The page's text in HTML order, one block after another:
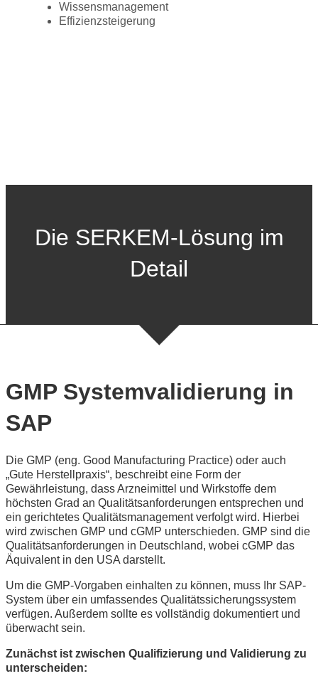
Wissensmanagement
Effizienzsteigerung
Die SERKEM-Lösung im
Detail
GMP Systemvalidierung in
SAP
Die GMP (eng. Good Manufacturing Practice) oder auch
„Gute Herstellpraxis“, beschreibt eine Form der
Gewährleistung, dass Arzneimittel und Wirkstoffe dem
höchsten Grad an Qualitätsanforderungen entsprechen und
ein gerichtetes Qualitätsmanagement verfolgt wird. Hierbei
wird zwischen GMP und cGMP unterschieden. GMP sind die
Qualitätsanforderungen in Deutschland, wobei cGMP das
Äquivalent in den USA darstellt.
Um die GMP-Vorgaben einhalten zu können, muss Ihr SAP-
System über ein umfassendes Qualitätssicherungssystem
verfügen. Außerdem sollte es vollständig dokumentiert und
überwacht sein.
Zunächst ist zwischen Qualifizierung und Validierung zu
unterscheiden: